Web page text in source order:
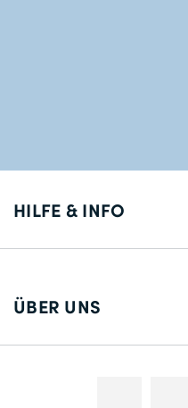
HILFE & INFO
Lieferung
ÜBER UNS